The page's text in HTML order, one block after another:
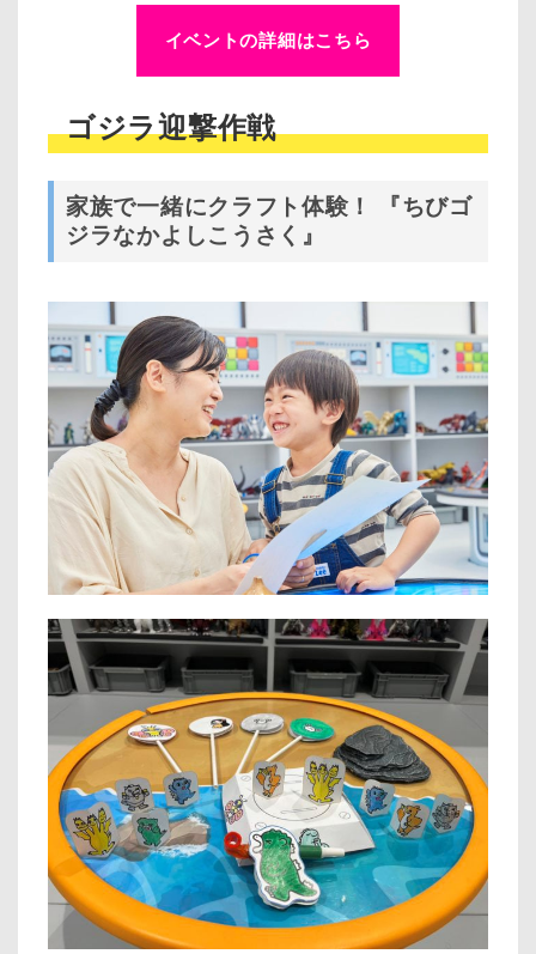
イベントの詳細はこちら
ゴジラ迎撃作戦
家族で一緒にクラフト体験！ 『ちびゴ
ジラなかよしこうさく』